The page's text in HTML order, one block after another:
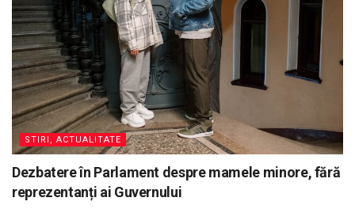
STIRI, ACTUALITATE
Dezbatere în Parlament despre mamele minore, fără
reprezentanți ai Guvernului